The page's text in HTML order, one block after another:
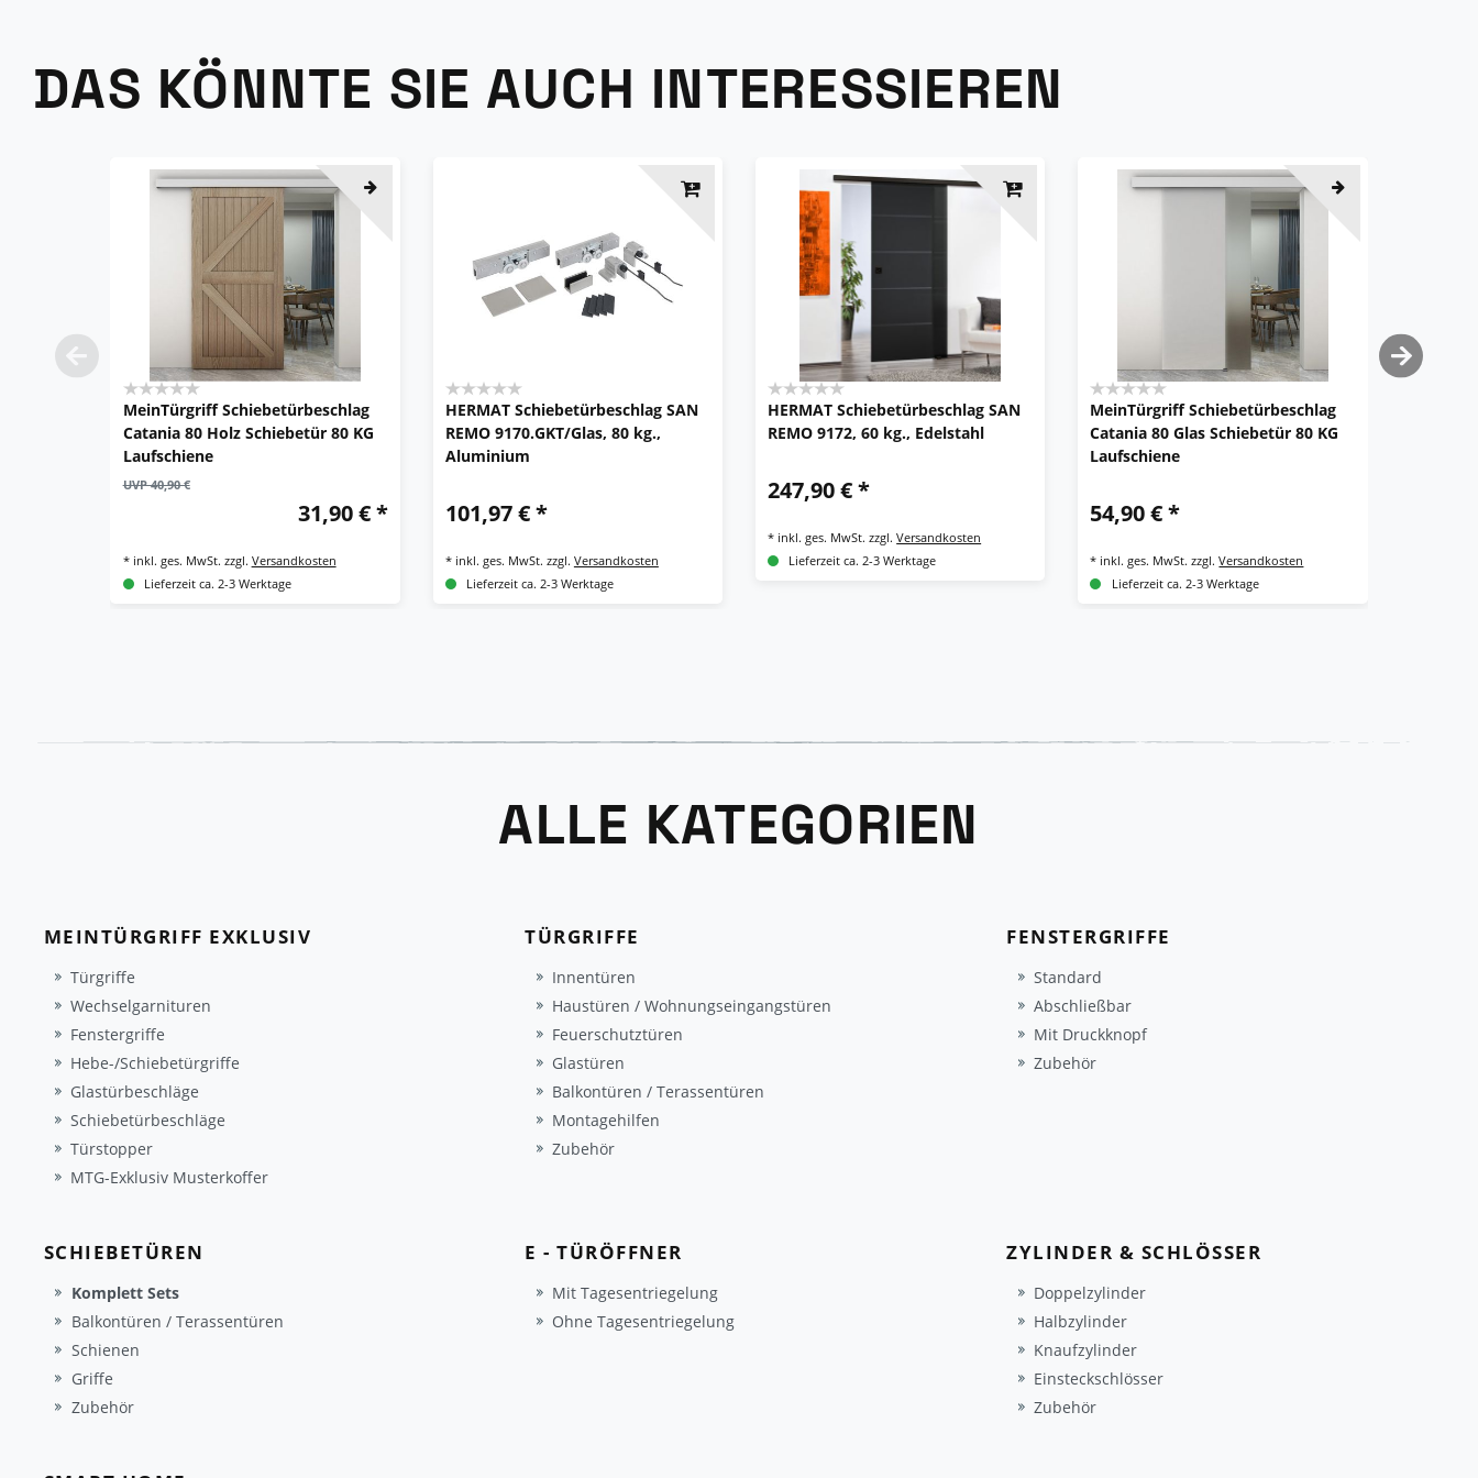
DAS KÖNNTE SIE AUCH INTERESSIEREN
MeinTürgriff Schiebetürbeschlag
Catania 80 Holz Schiebetür 80 KG
Laufschiene
UVP 40,90 €
31,90 € *
* inkl. ges. MwSt. zzgl. Versandkosten
Lieferzeit ca. 2-3 Werktage
HERMAT Schiebetürbeschlag SAN
REMO 9170.GKT/Glas, 80 kg.,
Aluminium
101,97 € *
* inkl. ges. MwSt. zzgl. Versandkosten
Lieferzeit ca. 2-3 Werktage
HERMAT Schiebetürbeschlag SAN
REMO 9172, 60 kg., Edelstahl
247,90 € *
* inkl. ges. MwSt. zzgl.Versandkosten
Lieferzeit ca. 2-3 Werktage
MeinTürgriff Schiebetürbeschlag
Catania 80 Glas Schiebetür 80 KG
Laufschiene
54,90 € *
* inkl. ges. MwSt. zzgl.Versandkosten
Lieferzeit ca. 2-3 Werktage
ALLE KATEGORIEN
MEINTÜRGRIFF EXKLUSIV
Türgriffe
Wechselgarnituren
Fenstergriffe
Hebe-/Schiebetürgriffe
Glastürbeschläge
Schiebetürbeschläge
Türstopper
MTG-Exklusiv Musterkoffer
TÜRGRIFFE
Innentüren
Haustüren / Wohnungseingangstüren
Feuerschutztüren
Glastüren
Balkontüren / Terassentüren
Montagehilfen
Zubehör
FENSTERGRIFFE
Standard
Abschließbar
Mit Druckknopf
Zubehör
SCHIEBETÜREN
Komplett Sets
Balkontüren / Terassentüren
Schienen
Griffe
Zubehör
E - TÜRÖFFNER
Mit Tagesentriegelung
Ohne Tagesentriegelung
ZYLINDER & SCHLÖSSER
Doppelzylinder
Halbzylinder
Knaufzylinder
Einsteckschlösser
Zubehör